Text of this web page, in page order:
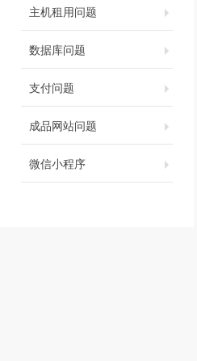
主机租用问题
数据库问题
支付问题
成品网站问题
微信小程序